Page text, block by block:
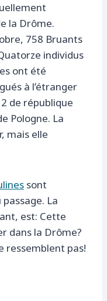
la Drôme.
758 Bruants
individus
ont été
à l’étranger
de république
Pologne. La
mais elle
sont
La
est: Cette
dans la Drôme?
ressemblent pas!